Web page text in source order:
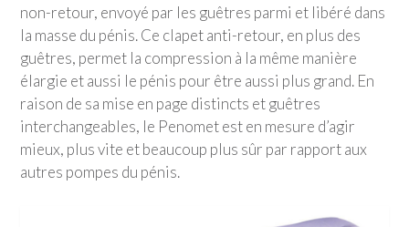
non-retour, envoyé par les guêtres parmi et libéré dans
la masse du pénis. Ce clapet anti-retour, en plus des
guêtres, permet la compression à la même manière
élargie et aussi le pénis pour être aussi plus grand. En
raison de sa mise en page distincts et guêtres
interchangeables, le Penomet est en mesure d’agir
mieux, plus vite et beaucoup plus sûr par rapport aux
autres pompes du pénis.